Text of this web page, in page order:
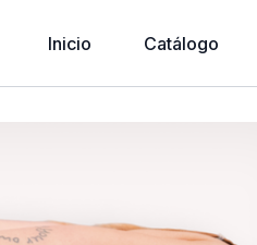
Inicio Catálogo